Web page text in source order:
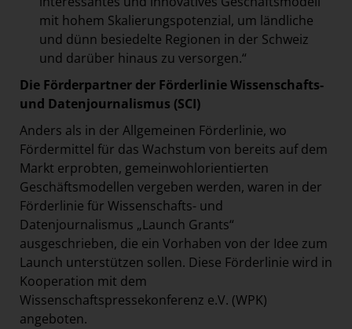
mit hohem Skalierungspotenzial, um ländliche
und dünn besiedelte Regionen in der Schweiz
und darüber hinaus zu versorgen.“
Die Förderpartner der Förderlinie Wissenschafts-
und Datenjournalismus (SCI)
Anders als in der Allgemeinen Förderlinie, wo
Fördermittel für das Wachstum von bereits auf dem
Markt erprobten, gemeinwohlorientierten
Geschäftsmodellen vergeben werden, waren in der
Förderlinie für Wissenschafts- und
Datenjournalismus „Launch Grants“
ausgeschrieben, die ein Vorhaben von der Idee zum
Launch unterstützen sollen. Diese Förderlinie wird in
Kooperation mit dem
Wissenschaftspressekonferenz e.V. (WPK)
angeboten.